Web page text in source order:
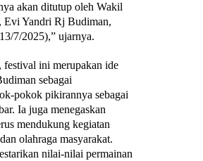
akan ditutup oleh Wakil
Evi Yandri Rj Budiman,
7/2025),” ujarnya.
festival ini merupakan ide
sebagai
pokok pikirannya sebagai
Ia juga menegaskan
mendukung kegiatan
olahraga masyarakat.
nilai-nilai permainan